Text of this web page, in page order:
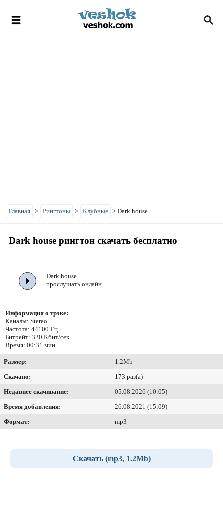
Главная > Рингтоны > Клубные > Dark house
Dark house рингтон скачать бесплатно
Dark house
прослушать онлайн
Информация о трэке:
Каналы: Stereo
Частота: 44100 Гц
Битрейт: 320 Кбит/сек.
Время: 00:31 мин
Размер:
1.2Mb
Скачано:
173 раз(а)
Недавнее скачивание:
05.08.2026 (10:05)
Время добавления:
26.08.2021 (15:09)
Формат:
mp3
Скачать (mp3, 1.2Mb)